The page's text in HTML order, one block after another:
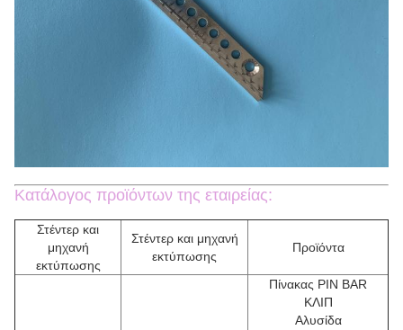
Κατάλογος προϊόντων της εταιρείας:
Στέντερ και
μηχανή
εκτύπωσης
Στέντερ και μηχανή
εκτύπωσης
Προϊόντα
Πίνακας PIN BAR
ΚΛΙΠ
Αλυσίδα